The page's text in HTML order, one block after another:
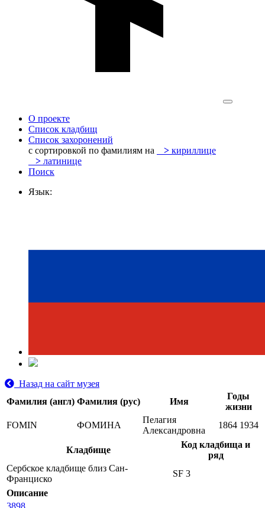
О проекте
Список кладбищ
Список захоронений
с сортировкой по фамилиям на
> кириллице
> латинице
Поиск
Язык:
Назад на сайт музея
Фамилия (англ) Фамилия (рус) Имя
Годы
жизни
FOMIN
ФОМИНА
Пелагия
Александровна
1864 1934
Кладбище
Код кладбища и
ряд
Сербское кладбище близ Сан-
Франциско
SF 3
Описание
3898